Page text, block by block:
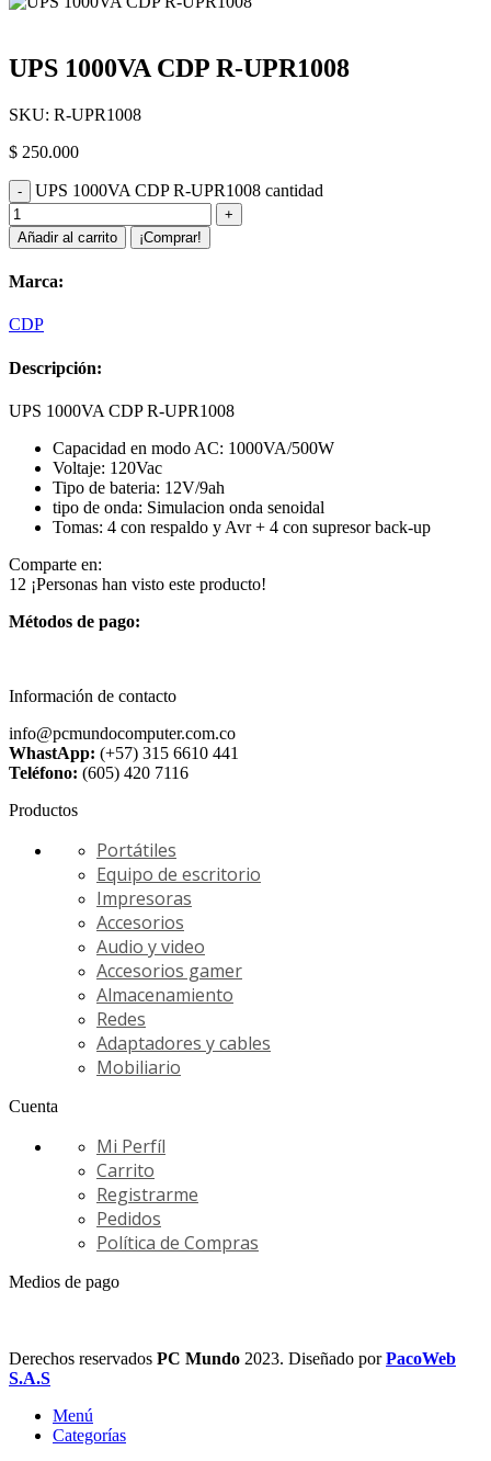
UPS 1000VA CDP R-UPR1008
SKU: R-UPR1008
$ 250.000
UPS 1000VA CDP R-UPR1008 cantidad
Añadir al carrito ¡Comprar!
Marca:
CDP
Descripción:
UPS 1000VA CDP R-UPR1008
Capacidad en modo AC: 1000VA/500W
Voltaje: 120Vac
Tipo de bateria: 12V/9ah
tipo de onda: Simulacion onda senoidal
Tomas: 4 con respaldo y Avr + 4 con supresor back-up
Comparte en:
12 ¡Personas han visto este producto!
Métodos de pago:
Información de contacto
info@pcmundocomputer.com.co
WhastApp: (+57) 315 6610 441
Teléfono: (605) 420 7116
Productos
Portátiles
Equipo de escritorio
Impresoras
Accesorios
Audio y video
Accesorios gamer
Almacenamiento
Redes
Adaptadores y cables
Mobiliario
Cuenta
Mi Perfíl
Carrito
Registrarme
Pedidos
Política de Compras
Medios de pago
Derechos reservados PC Mundo 2023. Diseñado porPacoWeb
S.A.S
Menú
Categorías